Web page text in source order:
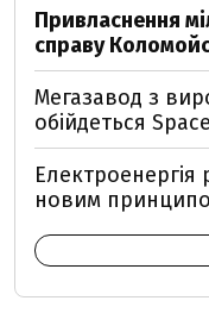
Привласнення
справу
Мегазавод з
обійдеться
Електроенергія
новим